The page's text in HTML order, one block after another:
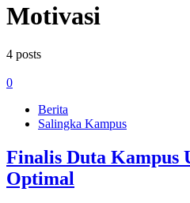
Motivasi
4 posts
0
Berita
Salingka Kampus
Finalis Duta Kampus
Optimal